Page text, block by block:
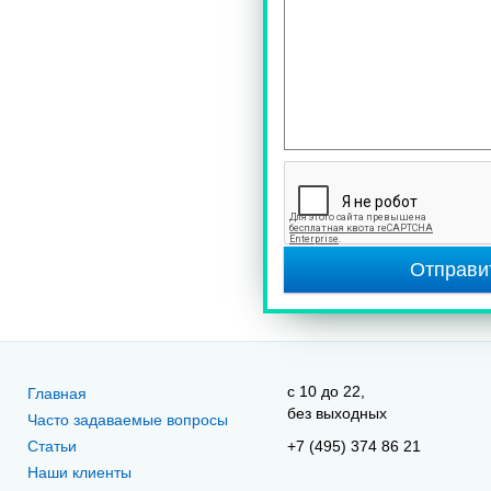
Главная
Часто задаваемые вопросы
Статьи
Наши клиенты
c 10 до 22,
без выходных
+7 (495) 374 86 21